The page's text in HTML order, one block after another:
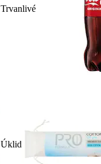
Trvanlivé
Úklid